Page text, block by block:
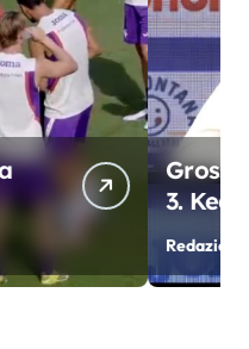
col 4-3-